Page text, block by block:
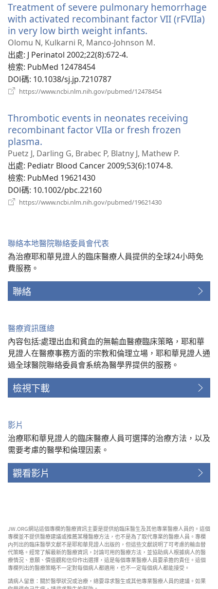
視
窗）
Treatment of severe pulmonary hemorrhage
with activated recombinant factor VII (rFVIIa)
in very low birth weight infants.
啟
Olomu N, Kulkarni R, Manco-Johnson M.
出處‎: J Perinatol 2002;22(8):672-4.
檢索‎: PubMed 12478454
DOI碼‎: 10.1038/sj.jp.7210787
https://www.ncbi.nlm.nih.gov/pubmed/12478454
視
窗）
Thrombotic events in neonates receiving
recombinant factor VIIa or fresh frozen
plasma.
啟
新
視
窗）
Puetz J, Darling G, Brabec P, Blatny J, Mathew P.
出處‎: Pediatr Blood Cancer 2009;53(6):1074-8.
檢索‎: PubMed 19621430
DOI碼‎: 10.1002/pbc.22160
https://www.ncbi.nlm.nih.gov/pubmed/19621430
聯絡本地醫院聯絡委員會代表
為治療耶和華見證人的臨床醫療人員提供的全球24小時免
費服務。
聯絡
醫療資訊匯總
內容包括:處理出血和貧血的無輸血醫療臨床策略，耶和華
見證人在醫療事務方面的宗教和倫理立場，耶和華見證人通
過全球醫院聯絡委員會系統為醫學界提供的服務。
檢視下載
影片
治療耶和華見證人的臨床醫療人員可選擇的治療方法，以及
需要考慮的醫學和倫理因素。
觀看影片
JW.ORG網站這個專欄的醫療資訊主要是提供給臨床醫生及其他專業醫療人員的。這個
專欄並不提供醫療建議或推薦某種醫療方法，也不是為了取代專業的醫療人員。專欄
内列出的臨床醫學文獻不是耶和華見證人出版的，但這些文獻説明了可考慮的輸血替
代策略。經常了解最新的醫療資訊，討論可用的醫療方法，並協助病人根據病人的醫
療情況、意願、價值觀和信仰作出選擇，這是每個專業醫療人員要承擔的責任。這個
專欄列出的醫療策略不一定對每個病人都適用，也不一定每個病人都能接受。
請病人留意：關於醫學狀況或治療，總要尋求醫生或其他專業醫療人員的建議。如果